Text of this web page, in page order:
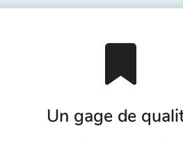
Un gage de